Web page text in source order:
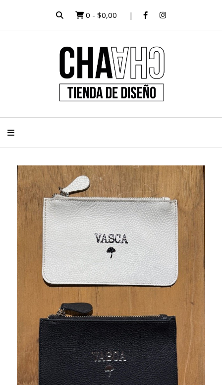
0 - $0,00